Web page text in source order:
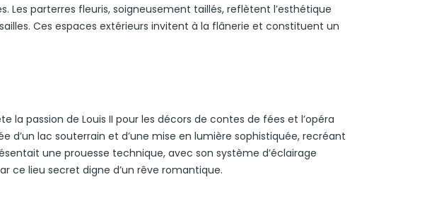
Les parterres fleuris, soigneusement taillés, reflètent l’esthétique
Ces espaces extérieurs invitent à la flânerie et constituent un
la passion de Louis II pour les décors de contes de fées et l’opéra
lac souterrain et d’une mise en lumière sophistiquée, recréant
une prouesse technique, avec son système d’éclairage
ce lieu secret digne d’un rêve romantique.